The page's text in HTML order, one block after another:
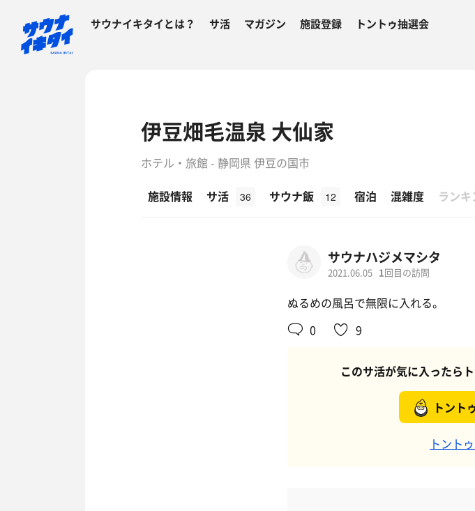
サウナイキタイとは？ サ活 マガジン 施設登録 トントゥ抽選会
伊豆畑毛温泉 大仙家
ホテル・旅館 - 静岡県 伊豆の国市
施設情報
サ活 36 サウナ飯 12 宿泊 混雑度 ランキ
サウナハジメマシタ
2021.06.05 1 回目の訪問
ぬるめの風呂で無限に入れる。
0
9
このサ活が気に入ったら
トント
トント